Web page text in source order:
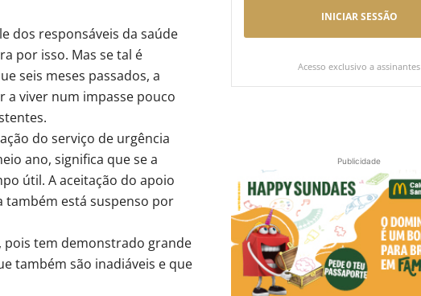
dos responsáveis da saúde
por isso. Mas se tal é
seis meses passados, a
a viver num impasse pouco
do serviço de urgência
ano, significa que se a
útil. A aceitação do apoio
também está suspenso por
pois tem demonstrado grande
também são inadiáveis e que
INICIAR SESSÃO
Acesso exclusivo a assinantes
Publicidade